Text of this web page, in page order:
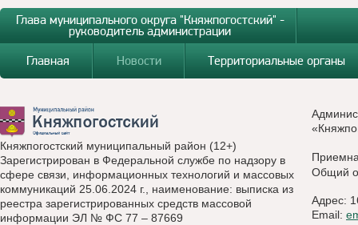
Глава муниципального округа "Княжпогостский" -
руководитель администрации
Главная
Новости Территориальные органы
Княжпогостский муниципальный район (12+)
Зарегистрирован в Федеральной службе по надзору в
сфере связи, информационных технологий и массовых
коммуникаций 25.06.2024 г., наименование: выписка из
реестра зарегистрированных средств массовой
информации ЭЛ № ФС 77 – 87669
Общий
Адрес:
Email: